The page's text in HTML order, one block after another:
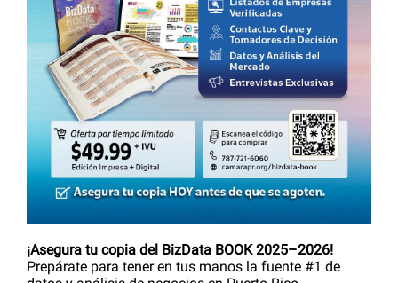
¡Asegura tu copia del BizData BOOK 2025–2026!
Prepárate para tener en tus manos la fuente #1 de